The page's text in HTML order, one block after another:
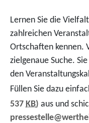
Lernen Sie die
zahlreichen
Ortschaften kennen.
zielgenaue Suche.
den
Füllen Sie dazu
537 KB) aus und